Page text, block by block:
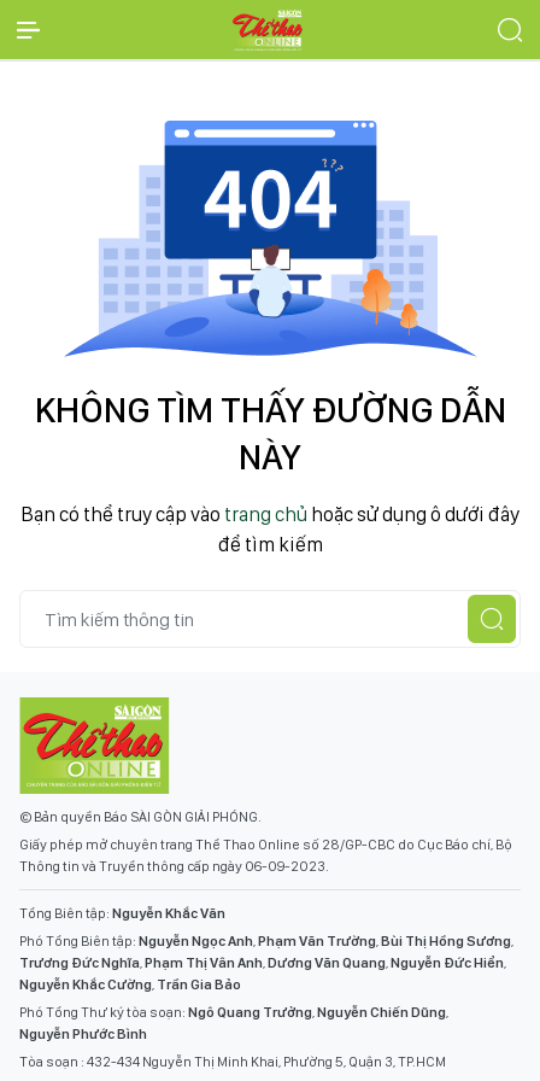
KHÔNG TÌM THẤY ĐƯỜNG DẪN
NÀY
Bạn có thể truy cập vào trang chủ hoặc sử dụng ô dưới đây
để tìm kiếm
© Bản quyền Báo SÀI GÒN GIẢI PHÓNG.
Giấy phép mở chuyên trang Thể Thao Online số 28/GP-CBC do Cục Báo chí, Bộ
Thông tin và Truyền thông cấp ngày 06-09-2023.
Tổng Biên tập: Nguyễn Khắc Văn
Phó Tổng Biên tập: Nguyễn Ngọc Anh,Phạm Văn Trường,Bùi Thị Hồng Sương,
Trương Đức Nghĩa,Phạm Thị Vân Anh,Dương Văn Quang,Nguyễn Đức Hiển,
Nguyễn Khắc Cường, Trần Gia Bảo
Phó Tổng Thư ký tòa soạn: Ngô Quang Trưởng,Nguyễn Chiến Dũng,
Nguyễn Phước Bình
Tòa soạn : 432-434 Nguyễn Thị Minh Khai, Phường 5, Quận 3, TP.HCM